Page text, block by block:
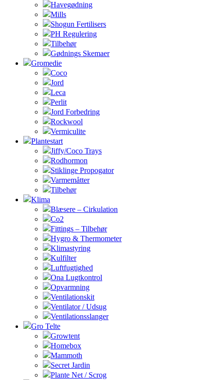
Havegødning
Mills
Shogun Fertilisers
PH Regulering
Tilbehør
Gødnings Skemaer
Gromedie
Coco
Jord
Leca
Perlit
Jord Forbedring
Rockwool
Vermiculite
Plantestart
Jiffy/Coco Trays
Rodhormon
Stiklinge Propogator
Varmemåtter
Tilbehør
Klima
Blæsere – Cirkulation
Co2
Fittings – Tilbehør
Hygro & Thermometer
Klimastyring
Kulfilter
Luftfugtighed
Ona Lugtkontrol
Opvarmning
Ventilationskit
Ventilator / Udsug
Ventilationsslanger
Gro Telte
Growtent
Homebox
Mammoth
Secret Jardin
Plante Net / Scrog